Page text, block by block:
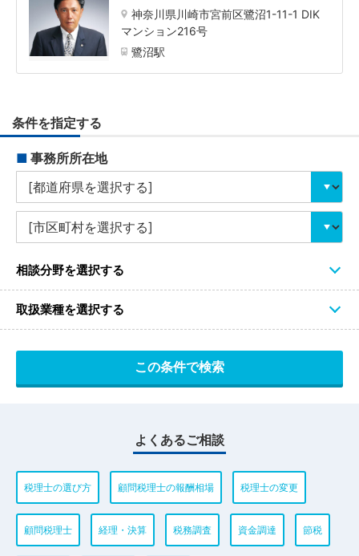
神奈川県川崎市宮前区鷺沼1-11-1 DIK
マンション216号
鷺沼駅
条件を指定する
■ 事務所所在地
相談分野を選択する
取扱業種を選択する
よくあるご相談
税理士の選び方 顧問税理士の報酬相場 税理士の変更
顧問税理士 経理・決算 税務調査 資金調達 節税